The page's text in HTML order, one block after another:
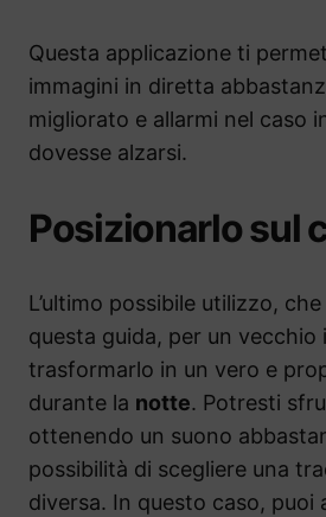
Questa applicazione ti
immagini in diretta
migliorato e allarmi nel caso
dovesse alzarsi.
Posizionarlo sul
L’ultimo possibile utilizzo,
questa guida, per un vecchio
trasformarlo in un vero e
durante la notte. Potresti
ottenendo un suono
possibilità di scegliere una
diversa. In questo caso, puoi